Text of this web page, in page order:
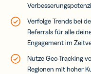
Verfolge Trends bei
Referrals für alle
Engagement im
Nutze Geo-Tracking
Regionen mit hoher